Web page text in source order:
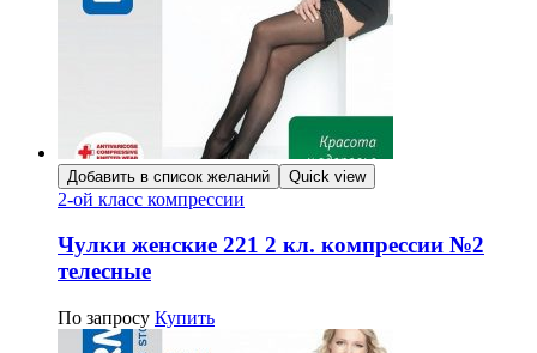
Добавить в список желаний Quick view
2-ой класс компрессии
Чулки женские 221 2 кл. компрессии №2
телесные
По запросу Купить